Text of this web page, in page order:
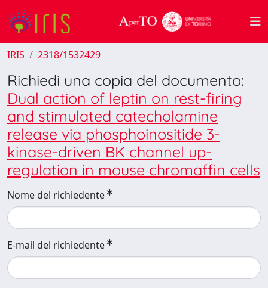
IRIS 2318/1532429
Richiedi una copia del documento:
Dual action of leptin on rest-firing
and stimulated catecholamine
release via phosphoinositide 3-
kinase-driven BK channel up-
regulation in mouse chromaffin cells
Nome del richiedente
E-mail del richiedente